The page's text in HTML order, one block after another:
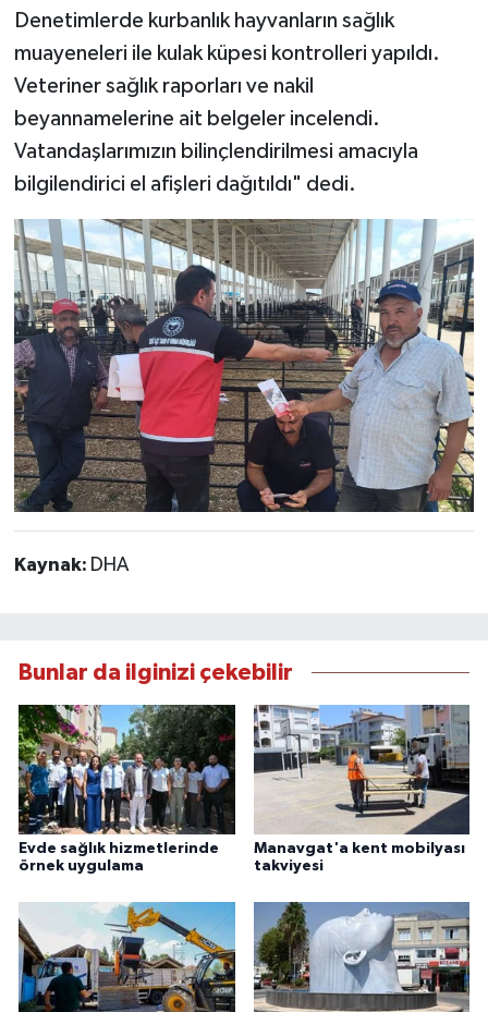
Denetimlerde kurbanlık hayvanların sağlık
muayeneleri ile kulak küpesi kontrolleri yapıldı.
Veteriner sağlık raporları ve nakil
beyannamelerine ait belgeler incelendi.
Vatandaşlarımızın bilinçlendirilmesi amacıyla
bilgilendirici el afişleri dağıtıldı" dedi.
Kaynak: DHA
Bunlar da ilginizi çekebilir
Evde sağlık hizmetlerinde
örnek uygulama
Manavgat'a kent mobilyası
takviyesi